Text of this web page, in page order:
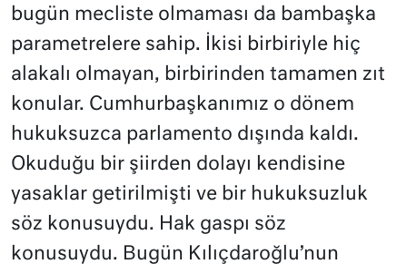
bugün mecliste olmaması da bambaşka
parametrelere sahip. İkisi birbiriyle hiç
alakalı olmayan, birbirinden tamamen zıt
konular. Cumhurbaşkanımız o dönem
hukuksuzca parlamento dışında kaldı.
Okuduğu bir şiirden dolayı kendisine
yasaklar getirilmişti ve bir hukuksuzluk
söz konusuydu. Hak gaspı söz
konusuydu. Bugün Kılıçdaroğlu’nun